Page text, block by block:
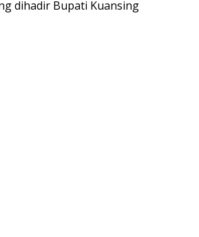
dihadir Bupati Kuansing